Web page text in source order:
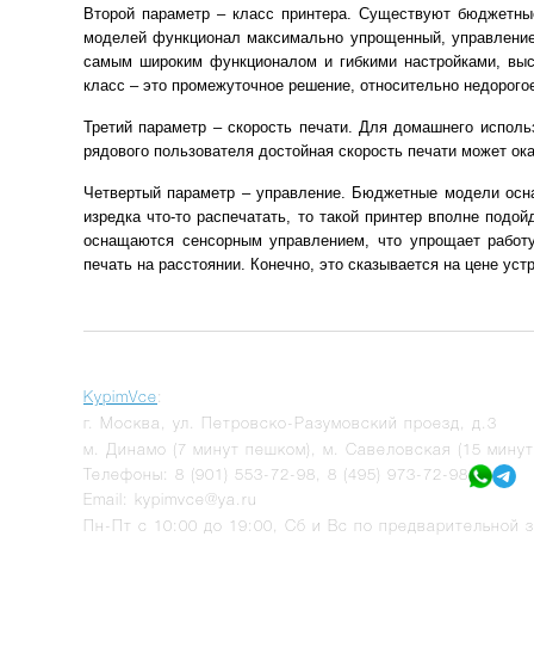
Второй параметр – класс принтера. Существуют
моделей функционал максимально упрощенный,
самым широким функционалом и гибкими настройками,
класс – это промежуточное решение, относительно
Третий параметр – скорость печати. Для домашнего
рядового пользователя достойная скорость печати может
Четвертый параметр – управление. Бюджетные модели
изредка что-то распечатать, то такой принтер вполне
оснащаются сенсорным управлением, что упрощает
печать на расстоянии. Конечно, это сказывается на цене
KypimVce:
г.
Москва
ул. Петровско-Разумовский проезд, д.3
м. Динамо (7 минут пешком), м. Савеловская (15
Телефоны: 8 (901) 553-72-98
8 (495) 973-72-98
Email: kypimvce@ya.ru
Пн-Пт с 10:00 до 19:00, Сб и Вс по предварительной